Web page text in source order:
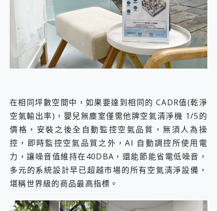
在相同坪數空間中，如果要達到相同的 CADR值(乾淨
空氣輸出率)，嬰兒無塵室僅需他牌空氣清淨機 1/5的
價格，安裝之後全自動監控空氣品質，無須人為操
控，即時監控空氣品質之外，AI 自動調控所使用電
力，讓噪音值維持在40DBA，還能節能省電低噪音，
多元的系統設計早已超越市場的所有空氣清淨設備，
堪稱世界級的商品最高指標。